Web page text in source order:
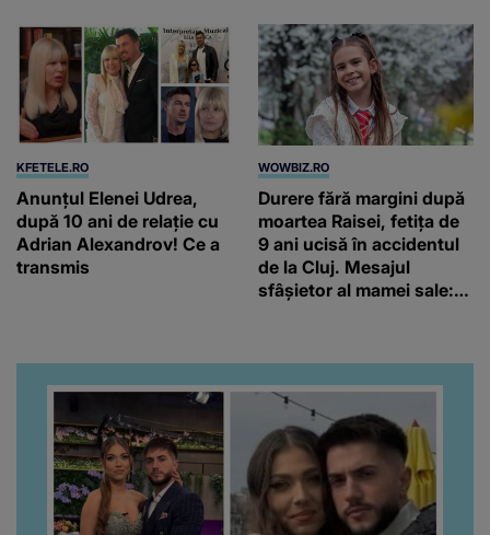
KFETELE.RO
Anunțul Elenei Udrea,
după 10 ani de relație cu
Adrian Alexandrov! Ce a
transmis
WOWBIZ.RO
Durere fără margini după
moartea Raisei, fetița de
9 ani ucisă în accidentul
de la Cluj. Mesajul
sfâșietor al mamei sale: